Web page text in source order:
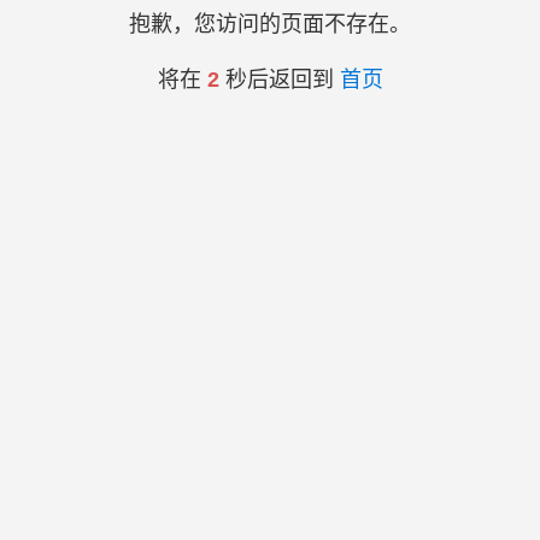
抱歉，您访问的页面不存在。
将在 2秒后返回到 首页